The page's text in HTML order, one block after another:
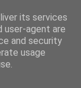
its services
user-agent are
and security
usage